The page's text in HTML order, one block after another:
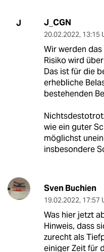
J J_CGN
20.02.2022, 13:15
Wir werden
Risiko wird
Das ist für die
erhebliche
bestehenden
wie ein guter
möglichst
insbesondere
Sven Buchien
19.02.2022, 17:57
Was hier jetzt
Hinweis, dass
zurecht als
einiger Zeit für